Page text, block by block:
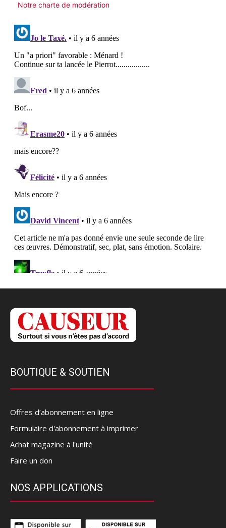
Notre charte de modération
BOUTIQUE & SOUTIEN
Offres d’abonnement en ligne
Formulaire d'abonnement à imprimer
Achat magazine à l'unité
Faire un don
NOS APPLICATIONS